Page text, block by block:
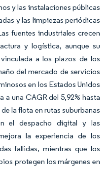
y las instalaciones públicas
y las limpiezas periódicas
fuentes industriales crecen
y logística, aunque su
a los plazos de los
del mercado de servicios
en los Estados Unidos
a una CAGR del 5,92% hasta
la flota en rutas suburbanas
el despacho digital y las
la experiencia de los
fallidas, mientras que los
protegen los márgenes en